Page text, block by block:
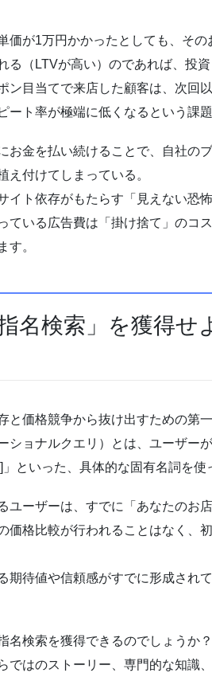
価が1万円かかったとしても、そ
る（LTVが高い）のであれば、投資
ン目当てで来店した顧客は、次回
ート率が極端に低くなるという課
お金を払い続けることで、自社の
え付けてしまっている。
イト依存がもたらす「見えない恐怖
ている広告費は「掛け捨て」のコ
す。
名検索」を獲得せ
と価格競争から抜け出すための第
ショナルクエリ）とは、ユーザー
といった、具体的な固有名詞を使
ユーザーは、すでに「あなたのお
価格比較が行われることはなく、
期待値や信頼感がすでに形成され
名検索を獲得できるのでしょうか？
ではのストーリー、専門的な知識